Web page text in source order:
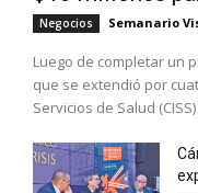
Negocios Semanario
Luego de completar un
que se extendió por
Servicios de Salud